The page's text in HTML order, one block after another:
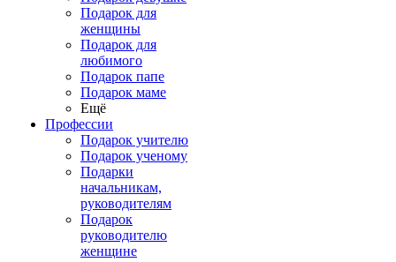
Подарок для
женщины
Подарок для
любимого
Подарок папе
Подарок маме
Ещё
Профессии
Подарок учителю
Подарок ученому
Подарки
начальникам,
руководителям
Подарок
руководителю
женщине